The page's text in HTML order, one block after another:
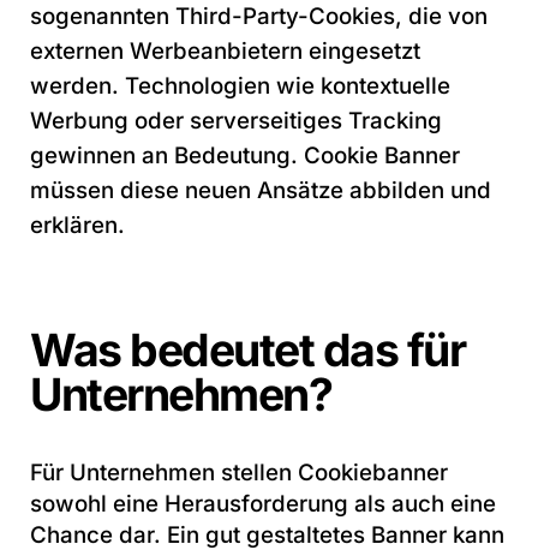
sogenannten Third-Party-Cookies, die von
externen Werbeanbietern eingesetzt
werden. Technologien wie kontextuelle
Werbung oder serverseitiges Tracking
gewinnen an Bedeutung. Cookie Banner
müssen diese neuen Ansätze abbilden und
erklären.
Was bedeutet das für
Unternehmen?
Für Unternehmen stellen Cookiebanner
sowohl eine Herausforderung als auch eine
Chance dar. Ein gut gestaltetes Banner kann